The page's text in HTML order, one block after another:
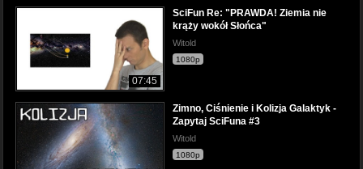
07:45
SciFun Re: "PRAWDA! Ziemia nie
krąży wokół Słońca"
Witold
1080p
Zimno, Ciśnienie i Kolizja Galaktyk -
Zapytaj SciFuna #3
Witold
1080p